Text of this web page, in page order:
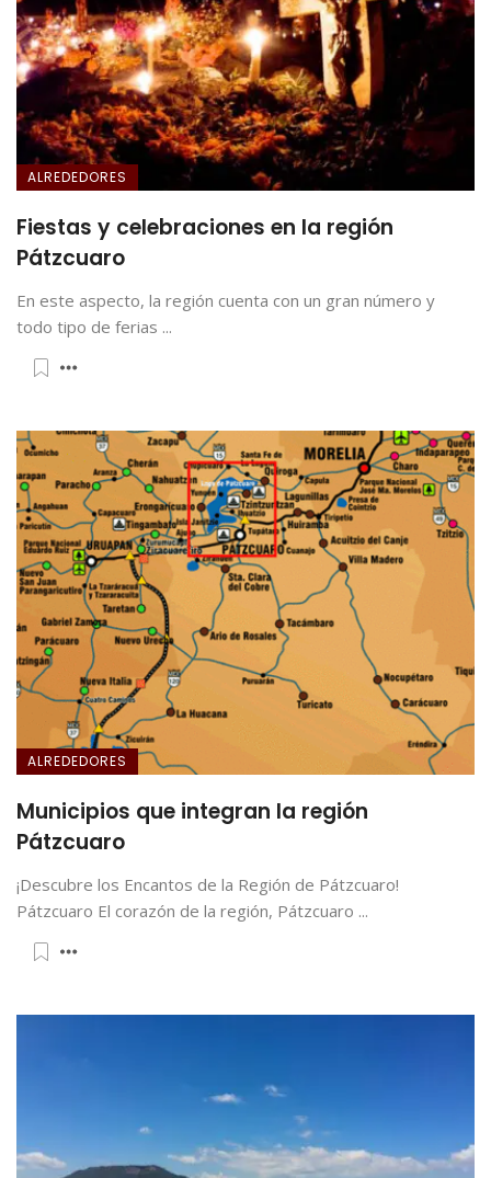
ALREDEDORES
Fiestas y celebraciones en la región
Pátzcuaro
En este aspecto, la región cuenta con un gran número y
todo tipo de ferias ...
ALREDEDORES
Municipios que integran la región
Pátzcuaro
¡Descubre los Encantos de la Región de Pátzcuaro!
Pátzcuaro El corazón de la región, Pátzcuaro ...